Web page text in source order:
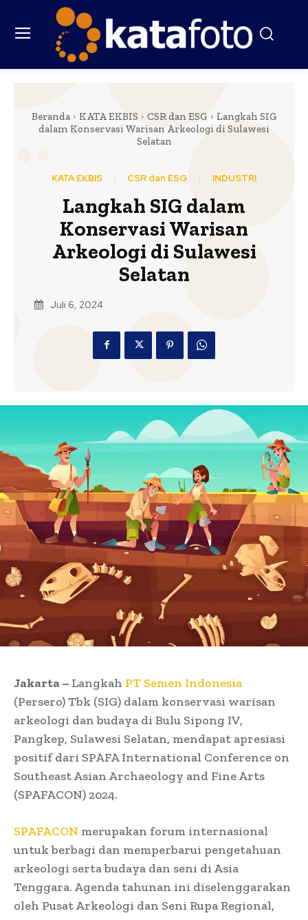
Beranda KATA EKBIS CSR dan ESG
Langkah SIG
dalam Konservasi Warisan Arkeologi di Sulawesi
Selatan
KATA EKBIS CSR dan ESG INDUSTRI
Langkah SIG dalam
Konservasi Warisan
Arkeologi di Sulawesi
Selatan
Juli 6, 2024
Jakarta – Langkah PT Semen Indonesia
(Persero) Tbk (SIG) dalam konservasi warisan
arkeologi dan budaya di Bulu Sipong IV,
Pangkep, Sulawesi Selatan, mendapat apresiasi
positif dari SPAFA International Conference on
Southeast Asian Archaeology and Fine Arts
(SPAFACON) 2024.
SPAFACON merupakan forum internasional
untuk berbagi dan memperbarui pengetahuan
arkeologi serta budaya dan seni di Asia
Tenggara. Agenda tahunan ini diselenggarakan
oleh Pusat Arkeologi dan Seni Rupa Regional,